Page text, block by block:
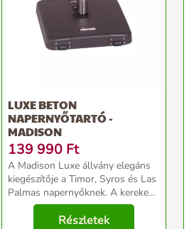
LUXE BETON
NAPERNYŐTARTÓ -
MADISON
139 990 Ft
A Madison Luxe állvány elegáns
kiegészítője a Timor, Syros és Las
Palmas napernyőknek. A kerekek
megkönnyítik a mozgást. ...
Részletek